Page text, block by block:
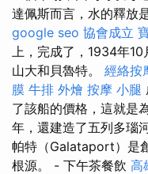
達佩斯而言，水的釋放
google seo 協會成立
上，完成了，1934年
山大和貝魯特。 經絡按
膜 牛排 外燴 按摩 小腿
了該船的價格，這就是
年，還建造了五列多瑙
帕特（Galataport）是
根源。 - 下午茶餐飲 高